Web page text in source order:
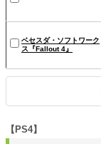
ベセスダ・ソフトワーク
ス『Fallout 4』
【PS4】